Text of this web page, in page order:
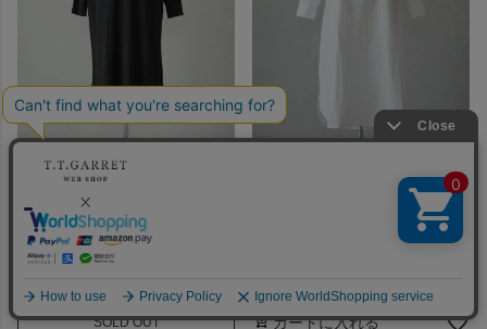
pot and tea ポットアンドティ
メリノウールタートルネック
2wayワンピース(秋冬)
33,000税込
SOLD OUT
pot and tea ポットアンドティ
釦たくさん襟付きワンピース
¥33,660税込
カートに入れる